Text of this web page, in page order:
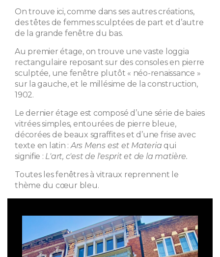
On trouve ici, comme dans ses autres créations,
des têtes de femmes sculptées de part et d’autre
de la grande fenêtre du bas.
Au premier étage, on trouve une vaste loggia
rectangulaire reposant sur des consoles en pierre
sculptée, une fenêtre plutôt « néo-renaissance »
sur la gauche, et le millésime de la construction,
1902.
Le dernier étage est composé d’une série de baies
vitrées simples, entourées de pierre bleue,
décorées de beaux sgraffites et d’une frise avec
texte en latin :Ars Mens est et Materia qui
signifie : L'art, c'est de l'esprit et de la matière.
Toutes les fenêtres à vitraux reprennent le
thème du cœur bleu.